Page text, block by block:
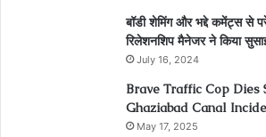
बॉडी शेमिंग और भद्दे कमेंट्स से
रिलेशनशिप मैनेजर ने किया
July 16, 2024
Brave Traffic Cop Dies
Ghaziabad Canal
May 17, 2025